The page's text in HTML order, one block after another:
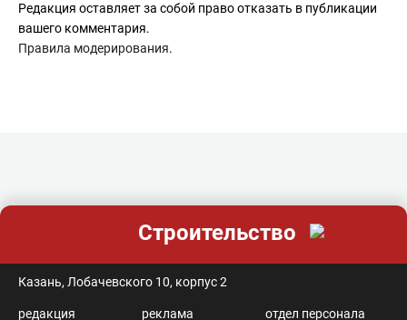
Редакция оставляет за собой право отказать в публикации
вашего комментария.
Правила модерирования.
Строительство
Казань, Лобачевского 10, корпус 2
редакция
реклама
отдел персонала